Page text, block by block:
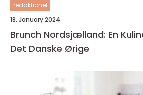
redaktionel
18. January 2024
Brunch Nordsjælland: En
Det Danske Ørige